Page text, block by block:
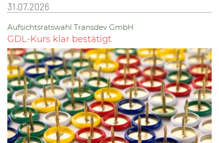
31.07.2026
Aufsichtsratswahl Transdev GmbH
GDL-Kurs klar bestätigt